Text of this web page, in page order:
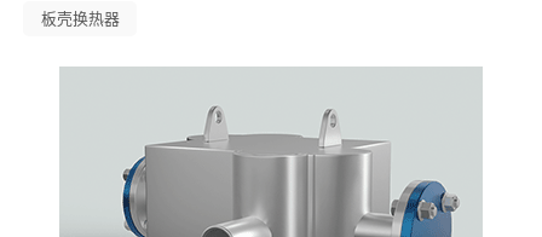
板壳换热器